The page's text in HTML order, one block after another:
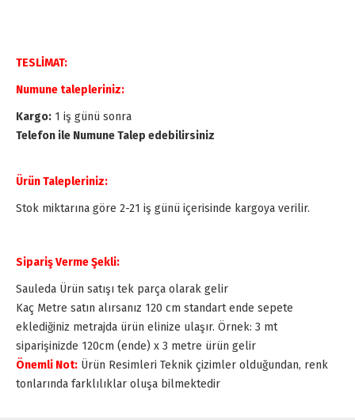
TESLİMAT:
Numune talepleriniz:
Kargo: 1 iş günü sonra
Telefon ile Numune Talep edebilirsiniz
Ürün Talepleriniz:
Stok miktarına göre 2-21 iş günü içerisinde kargoya verilir.
Sipariş Verme Şekli:
Sauleda Ürün satışı tek parça olarak gelir
Kaç Metre satın alırsanız 120 cm standart ende sepete
eklediğiniz metrajda ürün elinize ulaşır. Örnek: 3 mt
siparişinizde 120cm (ende) x 3 metre ürün gelir
Önemli Not: Ürün Resimleri Teknik çizimler olduğundan, renk
tonlarında farklılıklar oluşa bilmektedir